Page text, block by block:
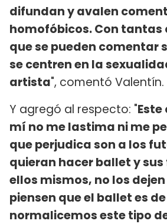
difundan y avalen
homofóbicos. Con tantas
que se pueden comentar
se centren en la
artista", comentó Valentín.
Y agregó al respecto: "
mí no me lastima ni me
que perjudica son a los
quieran hacer ballet y
ellos mismos, no los
piensen que el ballet es
normalicemos este tipo